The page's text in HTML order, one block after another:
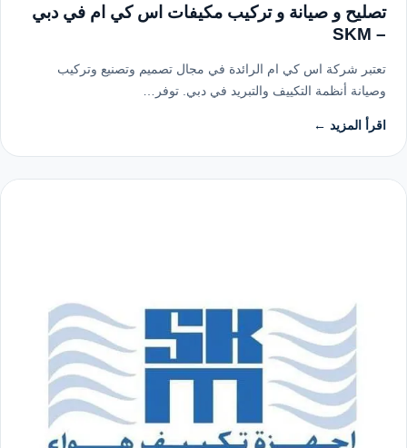
تصليح و صيانة و تركيب مكيفات اس كي ام في دبي
– SKM
تعتبر شركة اس كي ام الرائدة في مجال تصميم وتصنيع وتركيب
وصيانة أنظمة التكييف والتبريد في دبي. توفر…
اقرأ المزيد ←